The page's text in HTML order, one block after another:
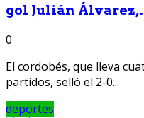
gol Julián
0
El cordobés, que lleva
partidos, selló el 2-0...
deportes